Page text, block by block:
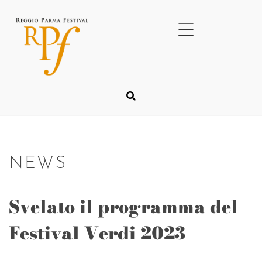
NEWS
Svelato il programma del
Festival Verdi 2023